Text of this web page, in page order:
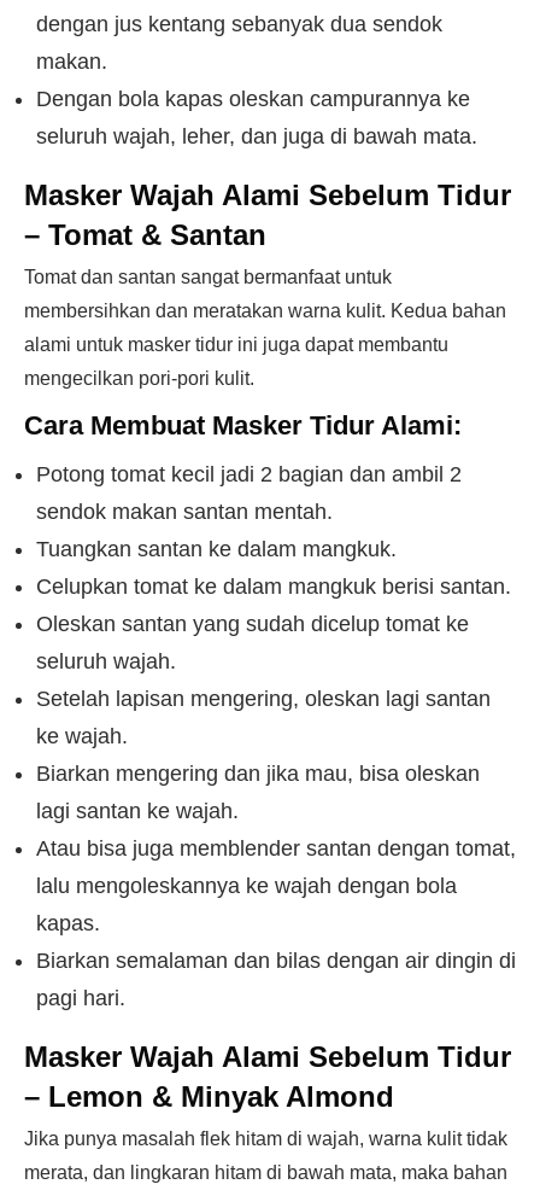
dengan jus kentang sebanyak dua sendok
makan.
Dengan bola kapas oleskan campurannya ke
seluruh wajah, leher, dan juga di bawah mata.
Masker Wajah Alami Sebelum Tidur
– Tomat & Santan
Tomat dan santan sangat bermanfaat untuk
membersihkan dan meratakan warna kulit. Kedua bahan
alami untuk masker tidur ini juga dapat membantu
mengecilkan pori-pori kulit.
Cara Membuat Masker Tidur Alami:
Potong tomat kecil jadi 2 bagian dan ambil 2
sendok makan santan mentah.
Tuangkan santan ke dalam mangkuk.
Celupkan tomat ke dalam mangkuk berisi santan.
Oleskan santan yang sudah dicelup tomat ke
seluruh wajah.
Setelah lapisan mengering, oleskan lagi santan
ke wajah.
Biarkan mengering dan jika mau, bisa oleskan
lagi santan ke wajah.
Atau bisa juga memblender santan dengan tomat,
lalu mengoleskannya ke wajah dengan bola
kapas.
Biarkan semalaman dan bilas dengan air dingin di
pagi hari.
Masker Wajah Alami Sebelum Tidur
– Lemon & Minyak Almond
Jika punya masalah flek hitam di wajah, warna kulit tidak
merata, dan lingkaran hitam di bawah mata, maka bahan